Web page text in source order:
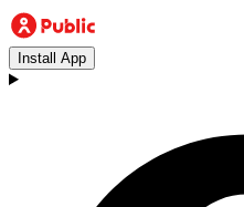
Install App